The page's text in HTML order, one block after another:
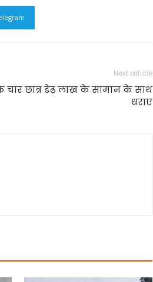
Next article
चार छात्र डेढ़ लाख के सामान के साथ
धराए